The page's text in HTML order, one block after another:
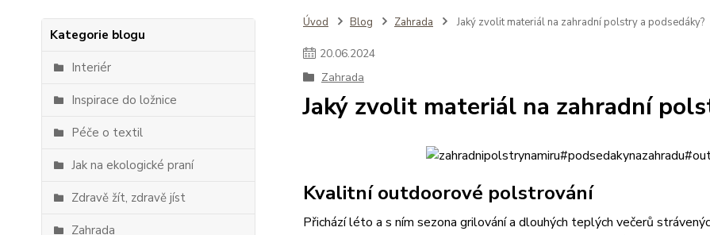
Kategorie blogu
Interiér
Inspirace do ložnice
Péče o textil
Jak na ekologické praní
Zdravě žít, zdravě jíst
Zahrada
Úvod Blog Zahrada Jaký zvolit materiál na zahradní polstry a podsedáky?
20.06.2024
Zahrada
Jaký zvolit materiál na zahradní
Kvalitní outdoorové polstrování
Přichází léto a s ním sezona grilování a dlouhých teplých večerů